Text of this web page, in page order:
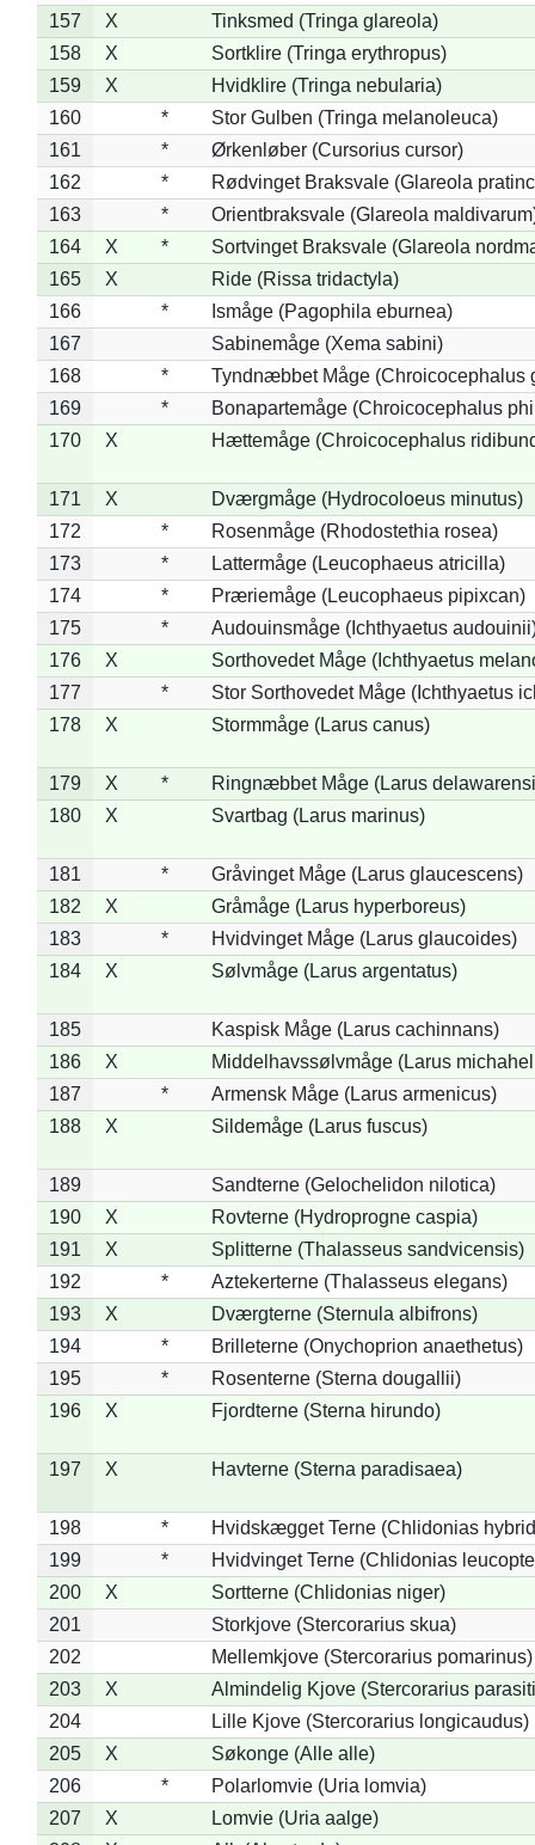
157
X
Tinksmed (Tringa glareola)
158
X
Sortklire (Tringa erythropus)
159
X
Hvidklire (Tringa nebularia)
160
*
Stor Gulben (Tringa melanoleuca)
161
*
Ørkenløber (Cursorius cursor)
162
*
Rødvinget Braksvale (Glareola
163
*
Orientbraksvale (Glareola
164
X *
Sortvinget Braksvale (Glareola
165
X
Ride (Rissa tridactyla)
166
*
Ismåge (Pagophila eburnea)
167
Sabinemåge (Xema sabini)
168
*
Tyndnæbbet Måge (Chroicocephalus
169
*
Bonapartemåge (Chroicocephalus
170
X Hættemåge (Chroicocephalus
171 X
Dværgmåge (Hydrocoloeus minutus)
172
*
Rosenmåge (Rhodostethia rosea)
173
*
Lattermåge (Leucophaeus atricilla)
174
*
Præriemåge (Leucophaeus pipixcan)
175
*
Audouinsmåge (Ichthyaetus
176
X
Sorthovedet Måge (Ichthyaetus
177
*
Stor Sorthovedet Måge (Ichthyaetus
178
X Stormmåge (Larus canus)
179 X *
Ringnæbbet Måge (Larus
180
X Svartbag (Larus marinus)
181 *
Gråvinget Måge (Larus glaucescens)
182
X
Gråmåge (Larus hyperboreus)
183
*
Hvidvinget Måge (Larus glaucoides)
184
X Sølvmåge (Larus argentatus)
185
Kaspisk Måge (Larus cachinnans)
186
X
Middelhavssølvmåge (Larus
187
*
Armensk Måge (Larus armenicus)
188
X Sildemåge (Larus fuscus)
189
Sandterne (Gelochelidon nilotica)
190
X
Rovterne (Hydroprogne caspia)
191
X
Splitterne (Thalasseus sandvicensis)
192
*
Aztekerterne (Thalasseus elegans)
193
X
Dværgterne (Sternula albifrons)
194
*
Brilleterne (Onychoprion anaethetus)
195
*
Rosenterne (Sterna dougallii)
196
X Fjordterne (Sterna hirundo)
197 X Havterne (Sterna paradisaea)
198 *
Hvidskægget Terne (Chlidonias
199
*
Hvidvinget Terne (Chlidonias
200
X
Sortterne (Chlidonias niger)
201
Storkjove (Stercorarius skua)
202
Mellemkjove (Stercorarius pomarinus)
203
X
Almindelig Kjove (Stercorarius
204
Lille Kjove (Stercorarius longicaudus)
205
X
Søkonge (Alle alle)
206
*
Polarlomvie (Uria lomvia)
207
X
Lomvie (Uria aalge)